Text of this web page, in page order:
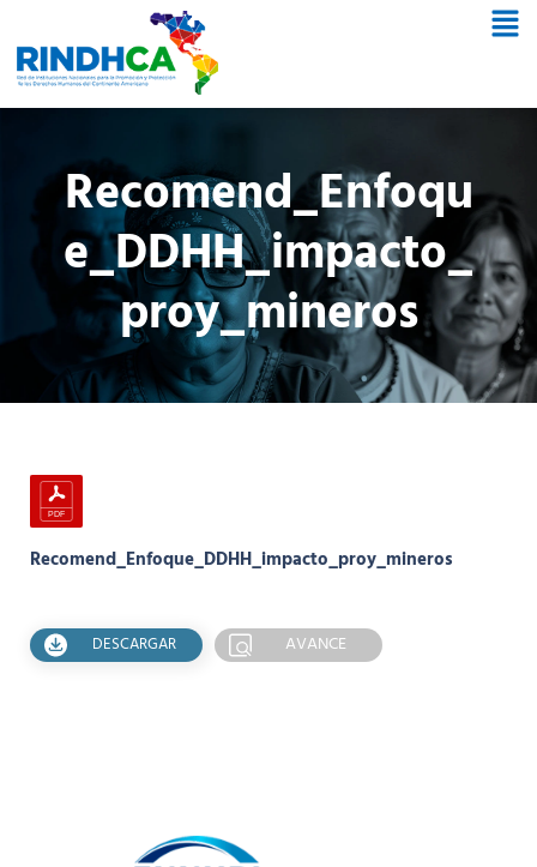
Recomend_Enfoqu
e_DDHH_impacto_
proy_mineros
Recomend_Enfoque_DDHH_impacto_proy_mineros
DESCARGAR AVANCE